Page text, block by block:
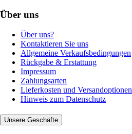
Über uns
Über uns?
Kontaktieren Sie uns
Allgemeine Verkaufsbedingungen
Rückgabe & Erstattung
Impressum
Zahlungsarten
Lieferkosten und Versandoptionen
Hinweis zum Datenschutz
Unsere Geschäfte